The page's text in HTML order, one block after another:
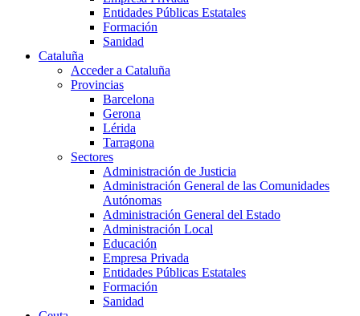
Entidades Públicas Estatales
Formación
Sanidad
Cataluña
Acceder a Cataluña
Provincias
Barcelona
Gerona
Lérida
Tarragona
Sectores
Administración de Justicia
Administración General de las Comunidades
Autónomas
Administración General del Estado
Administración Local
Educación
Empresa Privada
Entidades Públicas Estatales
Formación
Sanidad